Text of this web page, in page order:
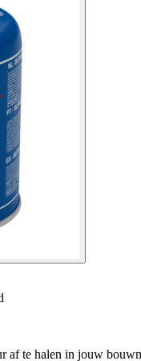
af te halen in jouw